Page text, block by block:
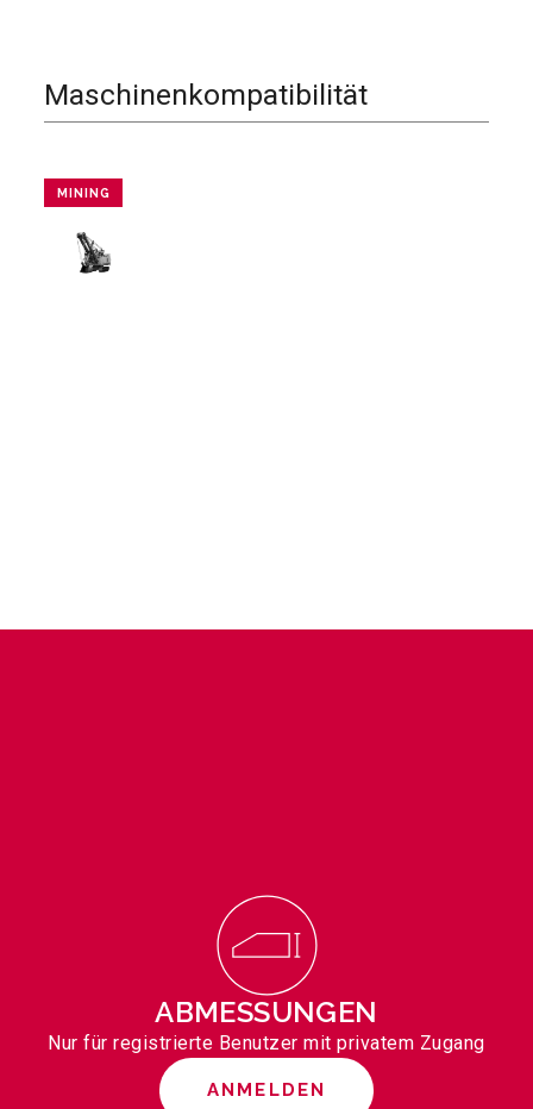
Maschinenkompatibilität
MINING
ABMESSUNGEN
Nur für registrierte Benutzer mit privatem Zugang
ANMELDEN